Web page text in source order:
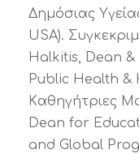
Δημόσιας
USA).
Halkitis, Dean
Public Health &
Kαθηγήτριες
Dean for
and Global